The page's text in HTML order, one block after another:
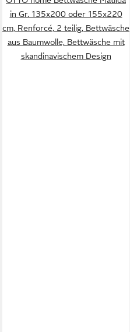
in Gr. 135x200 oder 155x220
cm, Renforcé, 2 teilig, Bettwäsche
aus Baumwolle, Bettwäsche mit
skandinavischem Design